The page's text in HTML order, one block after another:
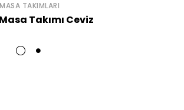
MASA TAKIMLARI
Takımı Ceviz